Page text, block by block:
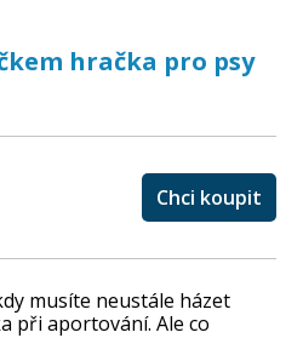
hračka pro psy
Chci koupit
musíte neustále házet
při aportování. Ale co